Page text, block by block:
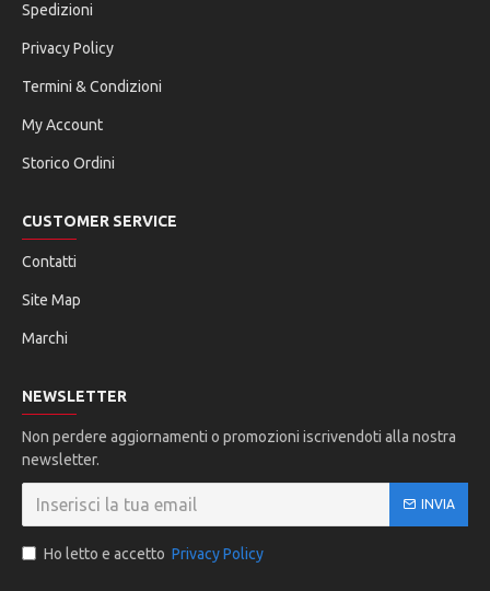
Spedizioni
Privacy Policy
Termini & Condizioni
My Account
Storico Ordini
CUSTOMER SERVICE
Contatti
Site Map
Marchi
NEWSLETTER
Non perdere aggiornamenti o promozioni iscrivendoti alla nostra
newsletter.
INVIA
Ho letto e accetto Privacy Policy